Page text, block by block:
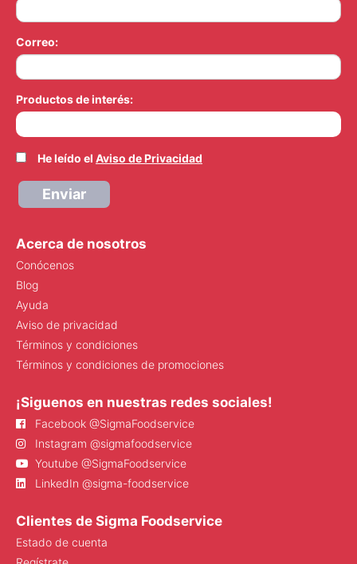
Correo:
Productos de interés:
He leído el Aviso de Privacidad
Enviar
Acerca de nosotros
Conócenos
Blog
Ayuda
Aviso de privacidad
Términos y condiciones
Términos y condiciones de promociones
¡Siguenos en nuestras redes sociales!
Facebook @SigmaFoodservice
Instagram @sigmafoodservice
Youtube @SigmaFoodservice
LinkedIn @sigma-foodservice
Clientes de Sigma Foodservice
Estado de cuenta